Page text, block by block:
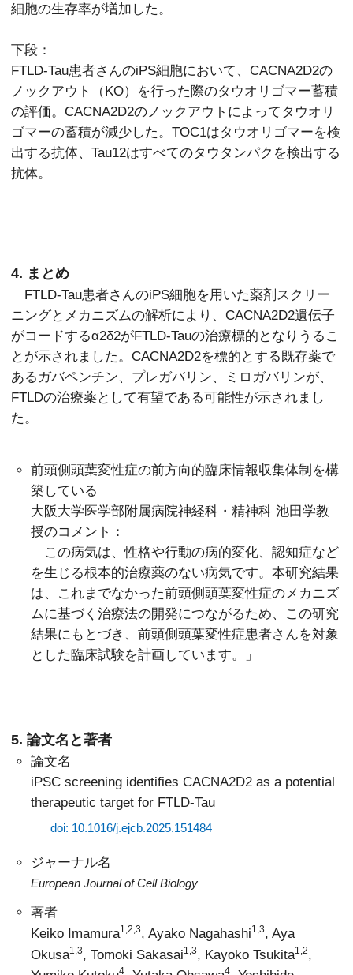
細胞の生存率が増加した。
下段：
FTLD-Tau患者さんのiPS細胞において、CACNA2D2の
ノックアウト（KO）を行った際のタウオリゴマー蓄積
の評価。CACNA2D2のノックアウトによってタウオリ
ゴマーの蓄積が減少した。TOC1はタウオリゴマーを検
出する抗体、Tau12はすべてのタウタンパクを検出する
抗体。
4. まとめ
FTLD-Tau患者さんのiPS細胞を用いた薬剤スクリー
ニングとメカニズムの解析により、CACNA2D2遺伝子
がコードするα2δ2がFTLD-Tauの治療標的となりうるこ
とが示されました。CACNA2D2を標的とする既存薬で
あるガバペンチン、プレガバリン、ミロガバリンが、
FTLDの治療薬として有望である可能性が示されまし
た。
前頭側頭葉変性症の前方向的臨床情報収集体制を構
築している
大阪大学医学部附属病院神経科・精神科 池田学教
授のコメント：
「この病気は、性格や行動の病的変化、認知症など
を生じる根本的治療薬のない病気です。本研究結果
は、これまでなかった前頭側頭葉変性症のメカニズ
ムに基づく治療法の開発につながるため、この研究
結果にもとづき、前頭側頭葉変性症患者さんを対象
とした臨床試験を計画しています。」
5. 論文名と著者
論文名
iPSC screening identifies CACNA2D2 as a potential
therapeutic target for FTLD-Tau
doi: 10.1016/j.ejcb.2025.151484
ジャーナル名
European Journal of Cell Biology
著者
Keiko Imamura1,2,3 , Ayako Nagahashi1,3
, Aya
Okusa1,3 , Tomoki Sakasai1,3 , Kayoko Tsukita1,2
4 4